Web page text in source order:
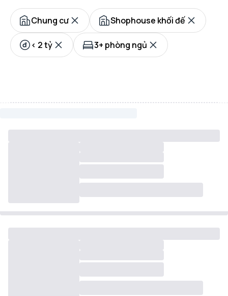
Chung cư Shophouse khối đế
< 2 tỷ 3+ phòng ngủ